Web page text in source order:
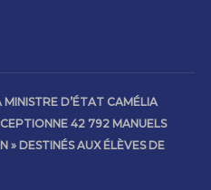
D’ÉTAT CAMÉLIA
42 792 MANUELS
» DESTINÉS AUX ÉLÈVES DE